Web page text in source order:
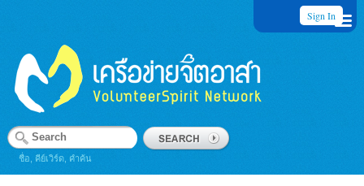
Sign In
ชื่อ, คีย์เวิร์ด, คำค้น